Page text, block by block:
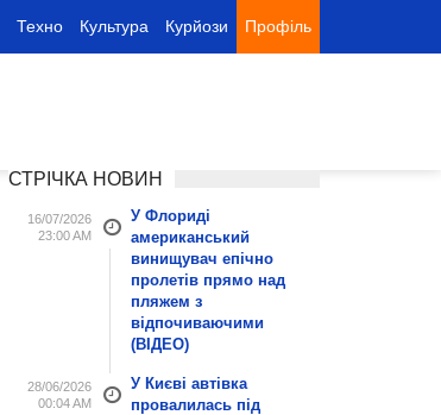
Техно Культура Курйози Профіль
СТРІЧКА НОВИН
16/07/2026
23:00 AM
У Флориді
американський
винищувач епічно
пролетів прямо над
пляжем з
відпочиваючими
(ВІДЕО)
28/06/2026
00:04 AM
У Києві автівка
провалилась під